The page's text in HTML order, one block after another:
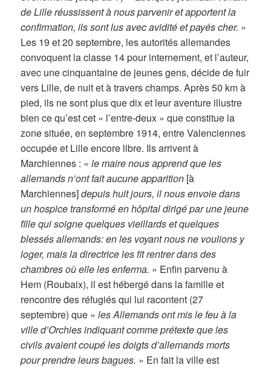
de Lille réussissent à nous parvenir et apportent la
confirmation, ils sont lus avec avidité et payés cher. »
Les 19 et 20 septembre, les autorités allemandes
convoquent la classe 14 pour internement, et l’auteur,
avec une cinquantaine de jeunes gens, décide de fuir
vers Lille, de nuit et à travers champs. Après 50 km à
pied, ils ne sont plus que dix et leur aventure illustre
bien ce qu’est cet « l’entre-deux » que constitue la
zone située, en septembre 1914, entre Valenciennes
occupée et Lille encore libre. Ils arrivent à
Marchiennes : « le maire nous apprend que les
allemands n’ont fait aucune apparition [à
Marchiennes]depuis huit jours, il nous envoie dans
un hospice transformé en hôpital dirigé par une jeune
fille qui soigne quelques vieillards et quelques
blessés allemands: en les voyant nous ne voulions y
loger, mais la directrice les fit rentrer dans des
chambres où elle les enferma. » Enfin parvenu à
Hem (Roubaix), il est hébergé dans la famille et
rencontre des réfugiés qui lui racontent (27
septembre) que «les Allemands ont mis le feu à la
ville d’Orchies indiquant comme prétexte que les
civils avaient coupé les doigts d’allemands morts
pour prendre leurs bagues. » En fait la ville est